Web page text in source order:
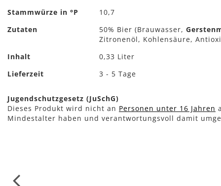
Stammwürze in °P
10,7
Zutaten
50% Bier (Brauwasser,
Zitronenöl, Kohlensäure,
Inhalt
0,33 Liter
Lieferzeit
3 - 5 Tage
Jugendschutzgesetz (JuSchG)
Dieses Produkt wird nicht an Personen unter 16 Jahren
Mindestalter haben und verantwortungsvoll damit